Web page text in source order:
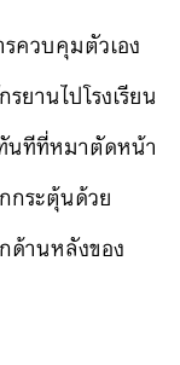
ควบคุมตัวเอง
ยานไปโรงเรียน
นทีที่หมาตัดหน้า
กระตุ้นด้วย
ด้านหลังของ